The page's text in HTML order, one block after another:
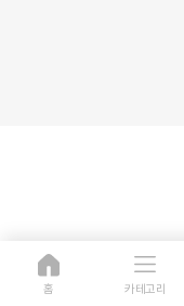
홈 카테고리